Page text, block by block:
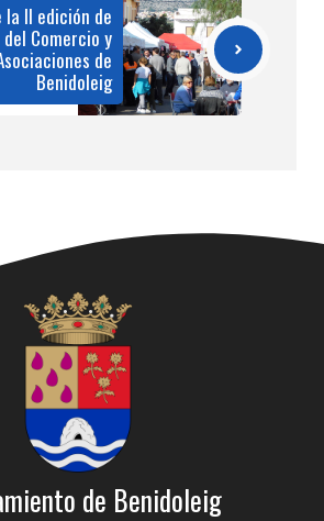
la II edición de
del Comercio y
de
Benidoleig
de Benidoleig